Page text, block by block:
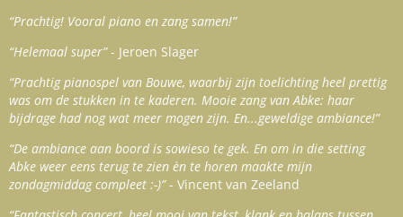
“Prachtig! Vooral piano en zang samen!”
“Helemaal super”- Jeroen Slager
“Prachtig pianospel van Bouwe, waarbij zijn toelichting heel prettig
was om de stukken in te kaderen. Mooie zang van Abke: haar
bijdrage had nog wat meer mogen zijn. En...geweldige ambiance!”
“De ambiance aan boord is sowieso te gek. En om in die setting
Abke weer eens terug te zien èn te horen maakte mijn
zondagmiddag compleet :-)”- Vincent van Zeeland